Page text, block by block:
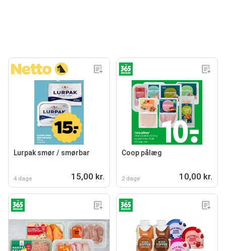
Lurpak smør / smørbar
4 dage 15,00 kr.
Coop pålæg
2 dage 10,00 kr.